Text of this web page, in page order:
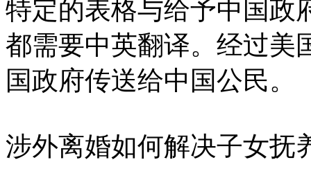
特定的表格与给予中国政
都需要中英翻译。经过美
国政府传送给中国公民。
涉外离婚如何解决子女抚